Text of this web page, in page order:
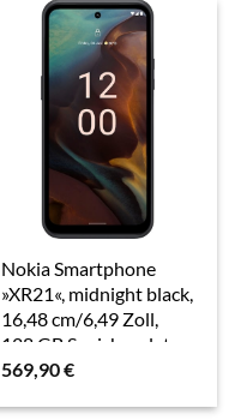
Nokia Smartphone
»XR21«, midnight black,
16,48 cm/6,49 Zoll,
128 GB Speicherplatz,
64 MP Kamera
569,90€